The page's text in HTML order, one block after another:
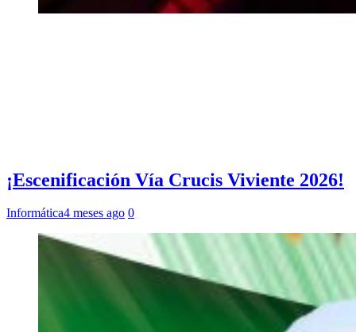
¡Escenificación Vía Crucis Viviente 2026!
Informática4 meses ago 0